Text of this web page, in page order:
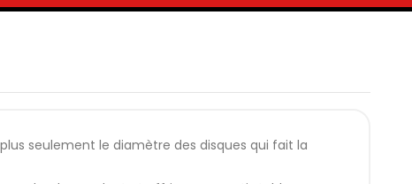
seulement le diamètre des disques qui fait la